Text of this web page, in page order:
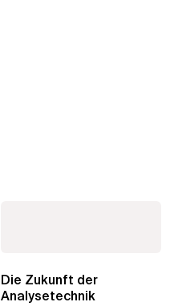
Die Zukunft der
Analysetechnik